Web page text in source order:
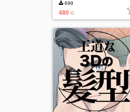
699
480 G